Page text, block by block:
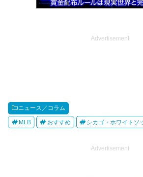
Advertisement
ニュース／コラム
MLB おすすめ シカゴ・ホワイトソ
Advertisement